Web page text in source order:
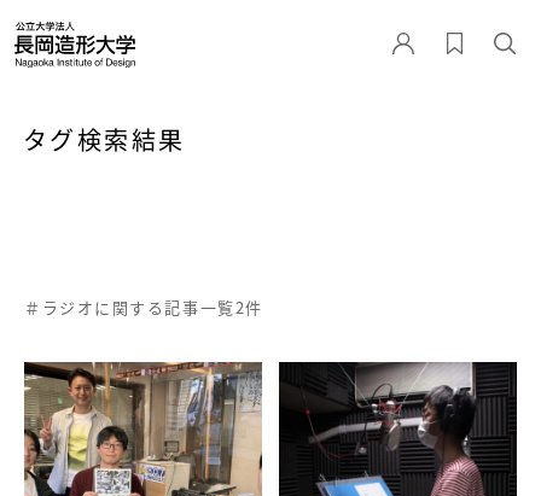
タグ検索結果
＃ラジオに関する記事一覧2件